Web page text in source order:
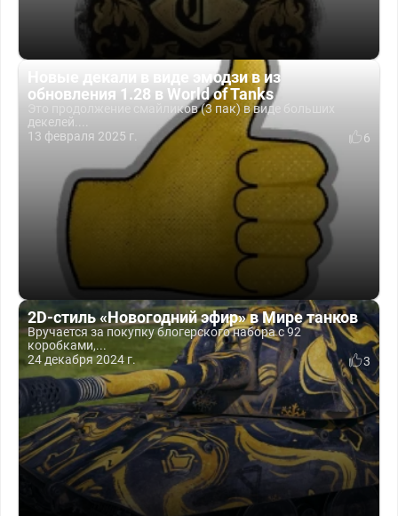
Новые декали в виде эмодзи в из
обновления 1.28 в World of Tanks
Это продолжение смайликов (3 пак) в виде больших
декелей....
13 февраля 2025 г.
6
2D-стиль «Новогодний эфир» в Мире танков
Вручается за покупку блогерского набора с 92
коробками,...
24 декабря 2024 г.
3